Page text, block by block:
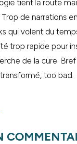
tient la route
Trop de narrations
qui volent du
trop rapide pour
de la cure. Bref
too bad.